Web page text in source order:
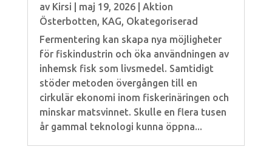
av Kirsi maj 19, 2026| Aktion
Österbotten KAG Okategoriserad
Fermentering kan skapa nya möjligheter
för fiskindustrin och öka användningen av
inhemsk fisk som livsmedel. Samtidigt
stöder metoden övergången till en
cirkulär ekonomi inom fiskerinäringen och
minskar matsvinnet. Skulle en flera tusen
år gammal teknologi kunna öppna...